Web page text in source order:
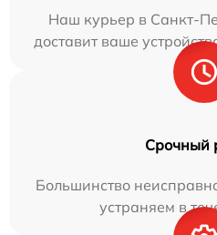
Наш курьер в Санкт-
доставит ваше
Срочный
Большинство
устраняем в